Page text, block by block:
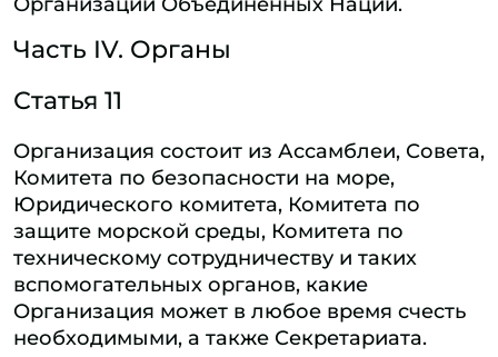
Часть IV. Органы
Статья 11
Организация состоит из Ассамблеи, Совета,
Комитета по безопасности на море,
Юридического комитета, Комитета по
защите морской среды, Комитета по
техническому сотрудничеству и таких
вспомогательных органов, какие
Организация может в любое время счесть
необходимыми, а также Секретариата.